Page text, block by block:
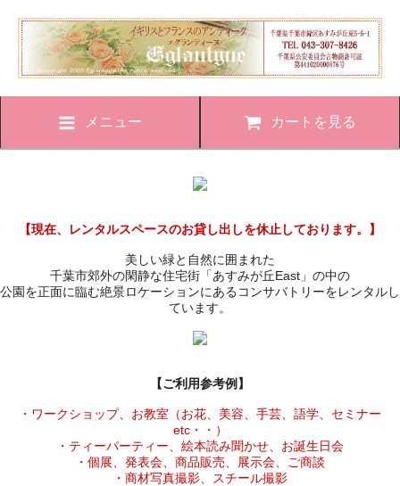
メニュー カートを見る
【現在、レンタルスペースのお貸し出しを休止しております。】
美しい緑と自然に囲まれた
千葉市郊外の閑静な住宅街「あすみが丘East」の中の
公園を正面に臨む絶景ロケーションにあるコンサバトリーをレンタルし
ています。
【ご利用参考例】
・ワークショップ、お教室（お花、美容、手芸、語学、セミナー
etc・・）
・ティーパーティー、絵本読み聞かせ、お誕生日会
・個展、発表会、商品販売、展示会、ご商談
・商材写真撮影、スチール撮影